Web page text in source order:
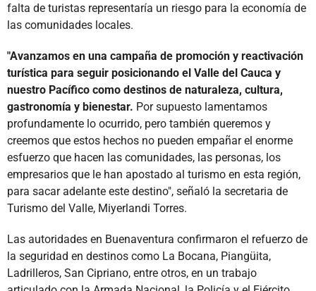
falta de turistas representaría un riesgo para la economía de
las comunidades locales.
"Avanzamos en una campaña de promoción y reactivación
turística para seguir posicionando el Valle del Cauca y
nuestro Pacífico como destinos de naturaleza, cultura,
gastronomía y bienestar. Por supuesto lamentamos
profundamente lo ocurrido, pero también queremos y
creemos que estos hechos no pueden empañar el enorme
esfuerzo que hacen las comunidades, las personas, los
empresarios que le han apostado al turismo en esta región,
para sacar adelante este destino", señaló la secretaria de
Turismo del Valle, Miyerlandi Torres.
Las autoridades en Buenaventura confirmaron el refuerzo de
la seguridad en destinos como La Bocana, Piangüita,
Ladrilleros, San Cipriano, entre otros, en un trabajo